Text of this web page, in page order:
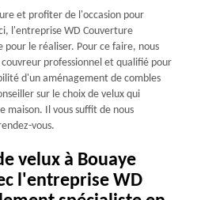
et profiter de l'occasion pour
l'entreprise WD Couverture
pour le réaliser. Pour ce faire, nous
professionnel et qualifié pour
d'un aménagement de combles
sur le choix de velux qui
maison. Il vous suffit de nous
vous.
velux à Bouaye
l'entreprise WD